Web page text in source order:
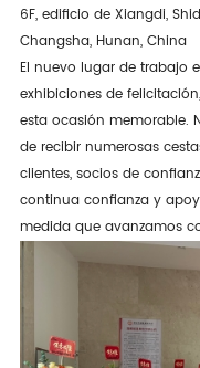
6F, edificio de Xiangdi,
Changsha, Hunan, China
El nuevo lugar de trabajo
exhibiciones de
esta ocasión memorable.
de recibir numerosas
clientes, socios de
continua confianza y
medida que avanzamos